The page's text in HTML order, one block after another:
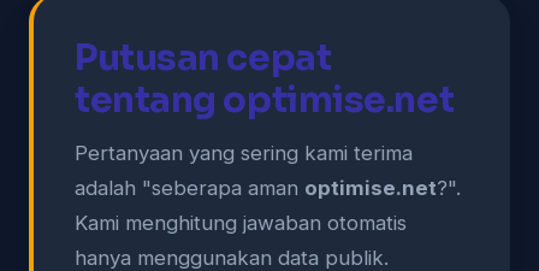
Putusan cepat
tentang optimise.net
Pertanyaan yang sering kami terima
adalah "seberapa aman optimise.net?".
Kami menghitung jawaban otomatis
hanya menggunakan data publik.